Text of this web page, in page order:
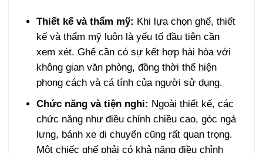
Thiết kế và thẩm mỹ: Khi lựa chọn ghế, thiết
kế và thẩm mỹ luôn là yếu tố đầu tiên cần
xem xét. Ghế cần có sự kết hợp hài hòa với
không gian văn phòng, đồng thời thể hiện
phong cách và cá tính của người sử dụng.
Chức năng và tiện nghi: Ngoài thiết kế, các
chức năng như điều chỉnh chiều cao, góc ngả
lưng, bánh xe di chuyển cũng rất quan trọng.
Một chiếc ghế phải có khả năng điều chỉnh